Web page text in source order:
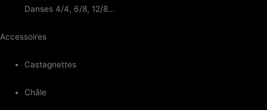
Danses 4/4, 6/8, 12/8...
Accessoires
Castagnettes
Châle